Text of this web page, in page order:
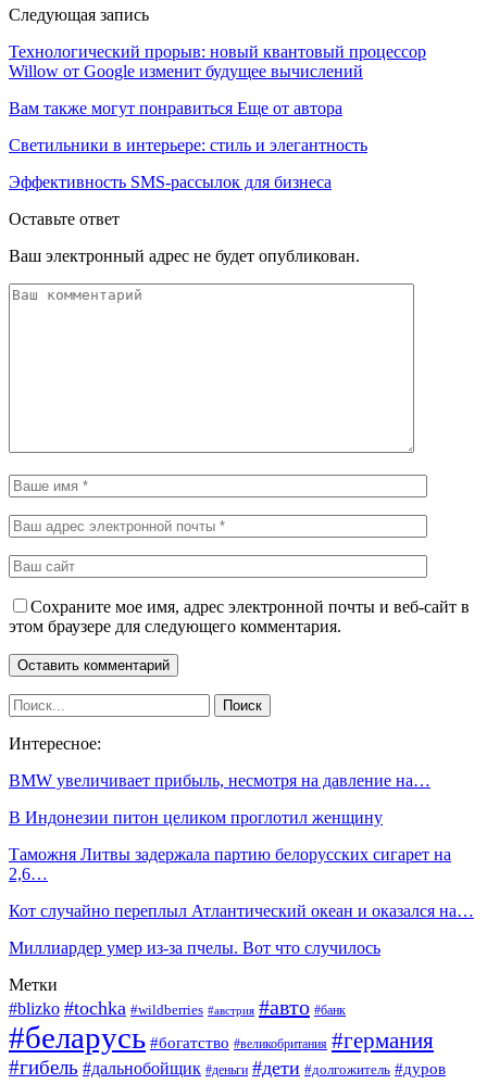
Следующая запись
Технологический прорыв: новый квантовый процессор
Willow от Google изменит будущее вычислений
Вам также могут понравиться Еще от автора
Светильники в интерьере: стиль и элегантность
Эффективность SMS-рассылок для бизнеса
Оставьте ответ
Ваш электронный адрес не будет опубликован.
Сохраните мое имя, адрес электронной почты и веб-сайт в
этом браузере для следующего комментария.
Интересное:
BMW увеличивает прибыль, несмотря на давление на…
В Индонезии питон целиком проглотил женщину
Таможня Литвы задержала партию белорусских сигарет на
2,6…
Кот случайно переплыл Атлантический океан и оказался на…
Миллиардер умер из-за пчелы. Вот что случилось
Метки
#blizko #tochka #wildberries #австрия #авто #банк
#беларусь #богатство #великобритания #германия
#гибель #дальнобойщик #деньги #дети #долгожитель #дуров